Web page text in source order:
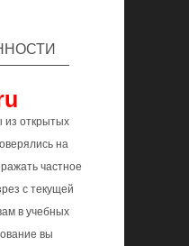
из открытых
на
частное
с текущей
в учебных
вы